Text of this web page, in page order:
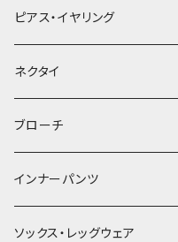
ヘアクリップ
ヘッドドレス・カチューシャ
ヘアゴム
簪
ピアス・イヤリング
ネクタイ
ブローチ
インナーパンツ
ソックス・レッグウェア